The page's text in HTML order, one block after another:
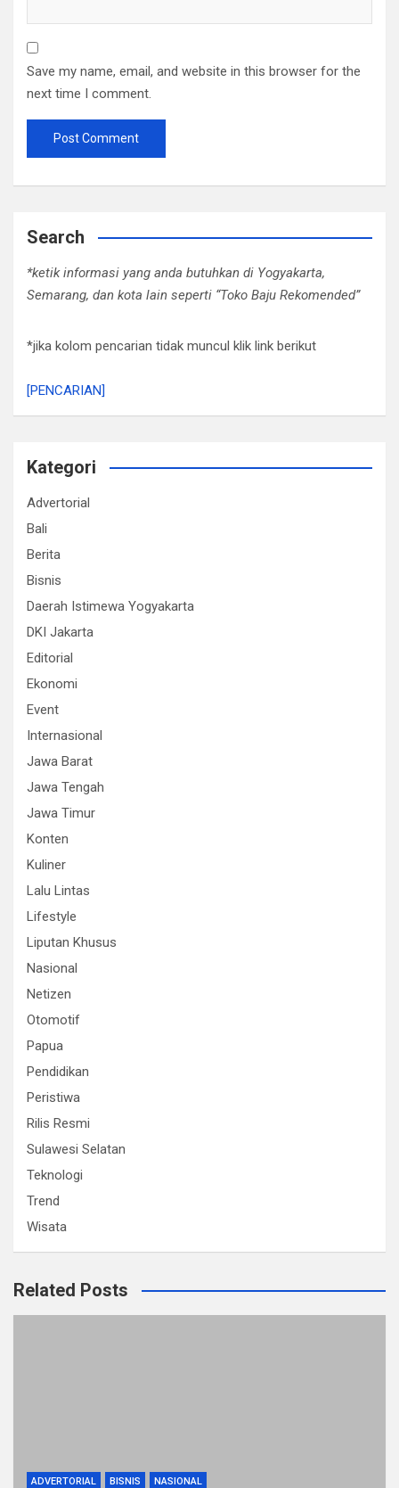
Save my name, email, and website in this browser for the
next time I comment.
Search
*ketik informasi yang anda butuhkan di Yogyakarta,
Semarang, dan kota lain seperti “Toko Baju Rekomended”
*jika kolom pencarian tidak muncul klik link berikut
[PENCARIAN]
Kategori
Advertorial
Bali
Berita
Bisnis
Daerah Istimewa Yogyakarta
DKI Jakarta
Editorial
Ekonomi
Event
Internasional
Jawa Barat
Jawa Tengah
Jawa Timur
Konten
Kuliner
Lalu Lintas
Lifestyle
Liputan Khusus
Nasional
Netizen
Otomotif
Papua
Pendidikan
Peristiwa
Rilis Resmi
Sulawesi Selatan
Teknologi
Trend
Wisata
Related Posts
ADVERTORIAL BISNIS NASIONAL